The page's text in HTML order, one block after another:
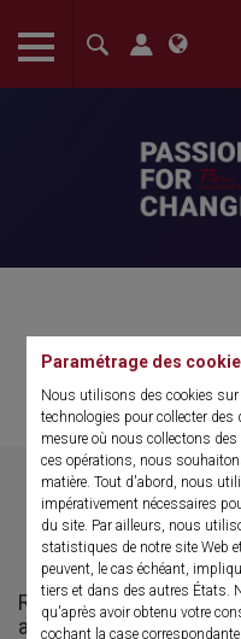
Paramétrage des
Nous utilisons des cookies
technologies pour collecter
mesure où nous collectons des
ces opérations, nous
matière. Tout d'abord, nous
impérativement nécessaires
du site. Par ailleurs, nous
statistiques de notre site Web
peuvent, le cas échéant,
tiers et dans des autres États.
qu'après avoir obtenu votre
cochant la case
The language setting of
75 ans de
Regard sur le passé.
arrivés là ? Qu'avons-